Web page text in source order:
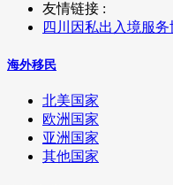
友情链接 :
四川因私出入境服务
海外移民
北美国家
欧洲国家
亚洲国家
其他国家